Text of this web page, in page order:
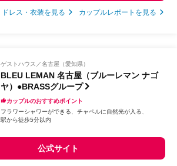
ドレス・衣装を見る カップルレポートを見る
ゲストハウス 名古屋（愛知県）
BLEU LEMAN 名古屋（ブルーレマン ナゴ
ヤ）●BRASSグループ
カップルのおすすめポイント
フラワーシャワーができる
チャペルに自然光が入る
駅から徒歩5分以内
公式サイト